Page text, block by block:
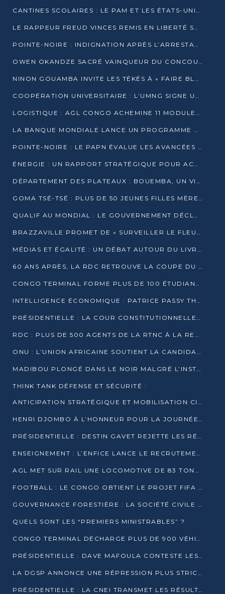
CANTINES SCOLAIRES : LE PAM ET LES ÉTATS-UNIS AU CONTACT DES ÉCOLIERS DE KINKALA
LE RAPPEUR FREUD VINCES REMIS EN LIBERTÉ SOUS PRESSION MÉDIATIQUE
POINTE-NOIRE : INDIGNATION APRÈS L’ARRESTATION DU RAPPEUR FREUD VINCES
OWEN OKANDZE SACRÉ VAINQUEUR DU CONCOURS SLAM POUR LA VIE
NINON GOUAMBA INVITE LES TÉKÉS À « FAIRE BLOC » POUR PESER DANS LE DÉBAT NATIONAL
COOPÉRATION UNIVERSITAIRE : L’UMNG SIGNE UN ACCORD STRATÉGIQUE AVEC L’UNIVERSITÉ HAINAN EN CHINE
LOGISTIQUE : AGL CONGO ACHEMINE 11 MODULES GÉANTS JUSQU’À BRAZZAVILLE
LA BANQUE MONDIALE LANCE UN PROGRAMME DE 394 MILLIONS DE DOLLARS POUR LE BASSIN DU CONGO
POINTE-NOIRE : LE PAPN ÉVALUE LES AVANCÉES DU MÔLE EST
ÉNERGIE : UN RAPPORT STRATÉGIQUE POUR ACCÉLÉRER LA TRANSITION AU CONGO
DÉPARTEMENT DES PLATEAUX : BOUEMBA, UN VIVIER ÉCONOMIQUE PRÊT À EXPLOSER
GOMA TSÉ-TSÉ : PLUS DE 50 JEUNES FILLES MÈRES SENSIBILISÉES À LA SANTÉ SEXUELLE
QUALIF AU MONDIAL : LE GOUVERNEMENT DÉCLARE LA JOURNÉE DU 1ER AVRIL 2026 CHÔMÉE ET PAYÉE
BRAZZAVILLE PROMET DE « SURVEILLER LE FLEUVE » APRÈS LA QUALIFICATION DE LA RDC AU MONDIAL
MÉDIAS ET ÉGALITÉ : UN DÉBAT AUTOUR DU LIVRE « CES FEMMES QUI REPRENNENT LE POUVOIR SUR LEUR VIE »
60 ANS APRÈS, LA RDC RETROUVE LA COUPE DU MONDE
CONGO TERMINAL FORME PLUS DE 100 ÉTUDIANTS AUX TECHNIQUES D’EMBAUCHE
INTELLIGENCE ÉCONOMIQUE : PATRICE PASSY THÉORISE UNE STRATÉGIE ADAPTÉE AUX CONTEXTES FRAGMENTÉS
PRÉSIDENTIELLE : LA COUR CONSTITUTIONNELLE CONFIRME LA VICTOIRE DE SASSOU NGUESSO AVEC 94,90 % DES SUFFRAGES
RDC : PLUS DE 500 AGENTS DE LA RTNC À LA RETRAITE, UNE PAGE SE TOURNE
ONU : L’UNION AFRICAINE SOUTIENT LA CANDIDATURE DE MACKY SALL
MADIBOU PLONGÉ DANS LE NOIR MALGRÉ L’INSTALLATION D’UN NOUVEAU TRANSFORMATEUR
THINK TANK DÉFENSE ET SÉCURITÉ :
ANTICIPATION STRATÉGIQUE ET MOBILISATION CITOYENNE POUR NOTRE SOUVERAINETÉ NATIONALE
HENRI DJOMBO À L’HONNEUR POUR LA JOURNÉE MONDIALE DU THÉÂTRE
PRÉSIDENTIELLE : DESTIN GAVET REJETTE LES RÉSULTATS ET APPELLE À UN DIALOGUE NATIONAL
ENSEIGNEMENT : L’ENFICE LANCE LE RECRUTEMENT DE SA PREMIÈRE PROMOTION DE PROFESSEURS DES ÉCOLES
AGL MET SUR RAIL UNE LOCOMOTIVE DE 83 TONNES À POINTE-NOIRE
FOOTBALL : LE CONGO OBTIENT LE PROJET FIFA ARENA POUR SES 15 DÉPARTEMENTS
GOUVERNANCE FORESTIÈRE : LA SOCIÉTÉ CIVILE CONGOLAISE AFFICHE SES PRIORITÉS POUR 2026
QUELS SONT LES “PREMIERS MINISTRABLES” ?
CONGO TERMINAL DÉCHARGE PLUS DE 900 VÉHICULES EN QUELQUES HEURES
PRÉSIDENTIELLE : DAVE MAFOULA CONTESTE LES RÉSULTATS PROVISOIRES
LA DGSP ANNONCE UNE RÉPRESSION PLUS STRICTE CONTRE LES MOTO-TAXIS
PRÉSIDENTIELLE : LA CNEI TRANSMET LES RÉSULTATS PROVISOIRES À LA COUR CONSTITUTIONNELLE